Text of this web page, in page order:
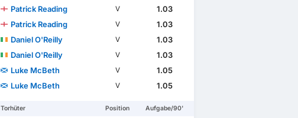
Patrick Reading
V
1.03
Patrick Reading
V
1.03
Daniel O'Reilly
V
1.03
Daniel O'Reilly
V
1.03
Luke McBeth
V
1.05
Luke McBeth
V 1.05
Torhüter Position Aufgabe/90'